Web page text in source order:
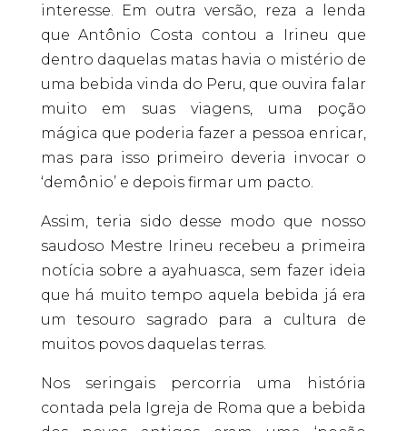
interesse. Em outra versão, reza a lenda
que Antônio Costa contou a Irineu que
dentro daquelas matas havia o mistério de
uma bebida vinda do Peru, que ouvira falar
muito em suas viagens, uma poção
mágica que poderia fazer a pessoa enricar,
mas para isso primeiro deveria invocar o
‘demônio’ e depois firmar um pacto.
Assim, teria sido desse modo que nosso
saudoso Mestre Irineu recebeu a primeira
notícia sobre a ayahuasca, sem fazer ideia
que há muito tempo aquela bebida já era
um tesouro sagrado para a cultura de
muitos povos daquelas terras.
Nos seringais percorria uma história
contada pela Igreja de Roma que a bebida